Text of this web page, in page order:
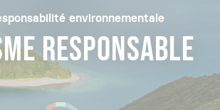
environnementale
RESPONSABLE